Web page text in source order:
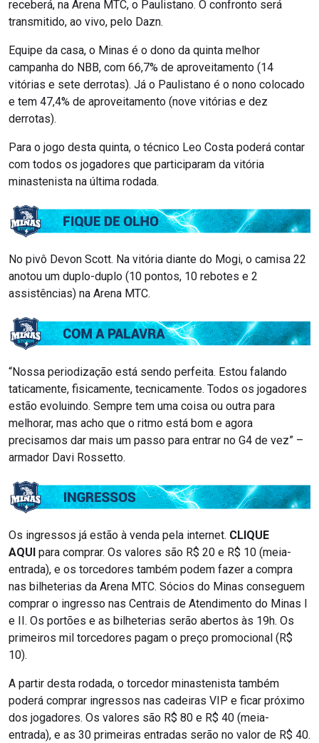
receberá, na Arena MTC, o Paulistano. O confronto será
transmitido, ao vivo, pelo Dazn.
Equipe da casa, o Minas é o dono da quinta melhor
campanha do NBB, com 66,7% de aproveitamento (14
vitórias e sete derrotas). Já o Paulistano é o nono colocado
e tem 47,4% de aproveitamento (nove vitórias e dez
derrotas).
Para o jogo desta quinta, o técnico Leo Costa poderá contar
com todos os jogadores que participaram da vitória
minastenista na última rodada.
No pivô Devon Scott. Na vitória diante do Mogi, o camisa 22
anotou um duplo-duplo (10 pontos, 10 rebotes e 2
assistências) na Arena MTC.
“Nossa periodização está sendo perfeita. Estou falando
taticamente, fisicamente, tecnicamente. Todos os jogadores
estão evoluindo. Sempre tem uma coisa ou outra para
melhorar, mas acho que o ritmo está bom e agora
precisamos dar mais um passo para entrar no G4 de vez” –
armador Davi Rossetto.
Os ingressos já estão à venda pela internet. CLIQUE
AQUI para comprar. Os valores são R$ 20 e R$ 10 (meia-
entrada), e os torcedores também podem fazer a compra
nas bilheterias da Arena MTC. Sócios do Minas conseguem
comprar o ingresso nas Centrais de Atendimento do Minas I
e II. Os portões e as bilheterias serão abertos às 19h. Os
primeiros mil torcedores pagam o preço promocional (R$
10).
A partir desta rodada, o torcedor minastenista também
poderá comprar ingressos nas cadeiras VIP e ficar próximo
dos jogadores. Os valores são R$ 80 e R$ 40 (meia-
entrada), e as 30 primeiras entradas serão no valor de R$ 40.